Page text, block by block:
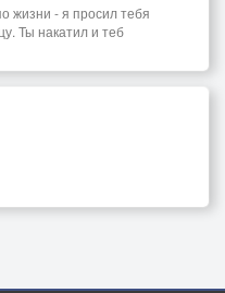
жизни - я просил тебя
Ты накатил и теб